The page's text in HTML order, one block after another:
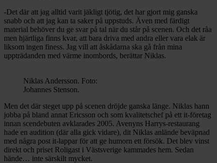
-Det där att jag alltid varit jäkligt tjötig, det har gjort mig ganska
snabb och att jag kan ta saker på uppstuds. Även med färdigt
material behöver du ge svar på tal när du står på scenen. Och det råa
men hjärtliga finns kvar, att bara driva med andra eller vara elak är
liksom ingen finess. Jag vill att åskådarna ska gå från mina
uppträdanden med värme inombords, berättar Niklas.
Niklas Andersson. Foto:
Johannes Stenson.
Men det där steget upp på scenen dröjde ganska länge. Niklas hann
jobba på bland annat Ericsson och som kvalitetschef på ett it-företag
innan scendebuten avklarades 2005. Avenyns Harrys-restaurang
hade en audition (där alla gick vidare), dit Niklas anlände beväpnad
med några post it-lappar för att ge humorn ett försök. Det blev vinst
direkt och priset Roligast i Västsverige kammades hem. Sedan
hände… inte särskilt mycket.